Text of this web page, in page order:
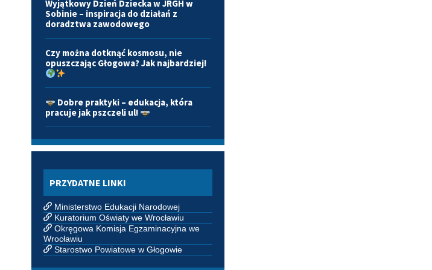
Wyjątkowy Dzień Dziecka w JRGH w
Sobinie – inspiracja do działań z
doradztwa zawodowego
Czy można dotknąć kosmosu, nie
opuszczając Głogowa? Jak najbardziej!
Dobre praktyki – edukacja, która
pracuje jak pszczeli ul!
PRZYDATNE LINKI
Ministerstwo Edukacji Narodowej
Kuratorium Oświaty we Wrocławiu
Okręgowa Komisja Egzaminacyjna we
Wrocławiu
Starostwo Powiatowe w Głogowie